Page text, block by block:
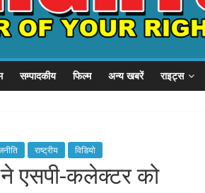
सम्पादकीय फिल्म अन्य खबरें राइट्स
राष्ट्रीय विडियो
ने एसपी-कलेक्टर को